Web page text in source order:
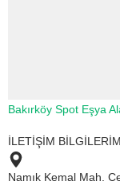
Bakırköy Spot Eşya
İLETİŞİM
Namık Kemal Mah.